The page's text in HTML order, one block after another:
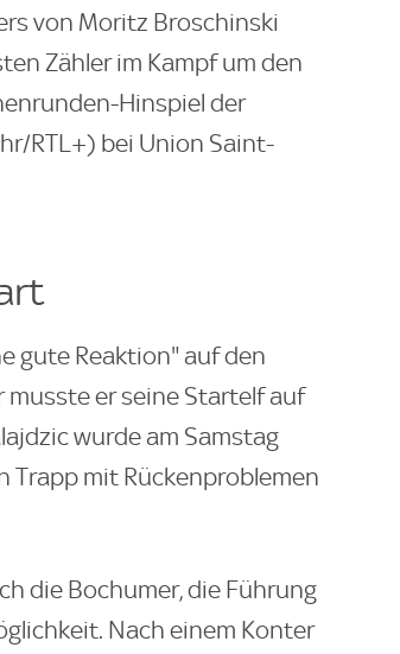
von Moritz Broschinski
Zähler im Kampf um den
Hinspiel der
RTL+) bei Union Saint-
gute Reaktion" auf den
er seine Startelf auf
wurde am Samstag
Trapp mit Rückenproblemen
die Bochumer, die Führung
Nach einem Konter